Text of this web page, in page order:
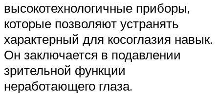
высокотехнологичные приборы,
которые позволяют устранять
характерный для косоглазия навык.
Он заключается в подавлении
зрительной функции
неработающего глаза.